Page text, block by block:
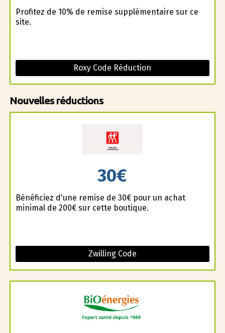
Profitez de 10% de remise supplémentaire sur ce
site.
Roxy Code Réduction
Nouvelles réductions
30€
Bénéficiez d'une remise de 30€ pour un achat
minimal de 200€ sur cette boutique.
Zwilling Code